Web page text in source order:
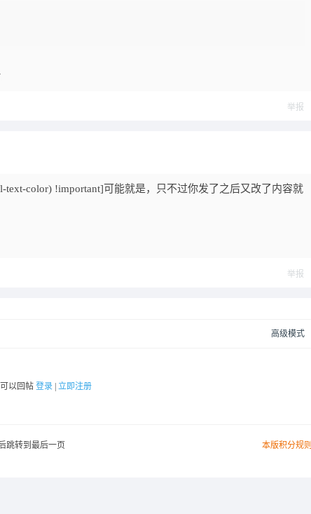
举报
text-color) !important]可能就是，只不过你发了之后又改了内容就
举报
高级模式
以回帖 登录 立即注册
本版积分规则
跳转到最后一页